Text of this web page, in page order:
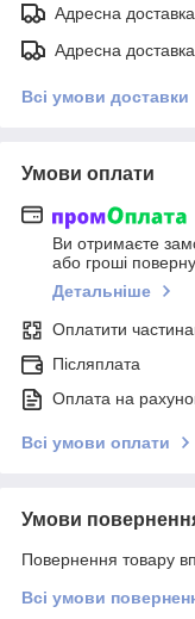
Адресна
Адресна
Всі умови доставки
Умови оплати
Ви отримаєте
або гроші
Детальніше
Оплатити
Післяплата
Оплата на
Всі умови оплати
Умови
Повернення товару
Всі умови